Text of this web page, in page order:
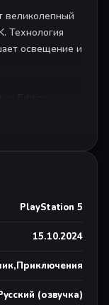
великолепный
Технология
освещение и
за счет
Джо Мэда,
наборы
PlayStation 5
15.10.2024
(озвучка)